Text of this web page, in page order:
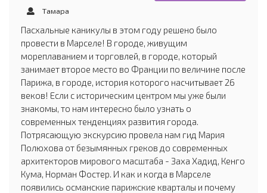
Тамара
Пасхальные каникулы в этом году решено было
провести в Марселе! В городе, живущим
мореплаванием и торговлей, в городе, который
занимает второе место во Франции по величине после
Парижа, в городе, история которого насчитывает 26
веков! Если с историческим центром мы уже были
знакомы, то нам интересно было узнать о
современных тенденциях развития города.
Потрясающую экскурсию провела нам гид Мария
Полюхова от безымянных греков до современных
архитекторов мирового масштаба - Заха Хадид, Кенго
Кума, Норман Фостер. И как и когда в Марселе
появились османские парижские кварталы и почему